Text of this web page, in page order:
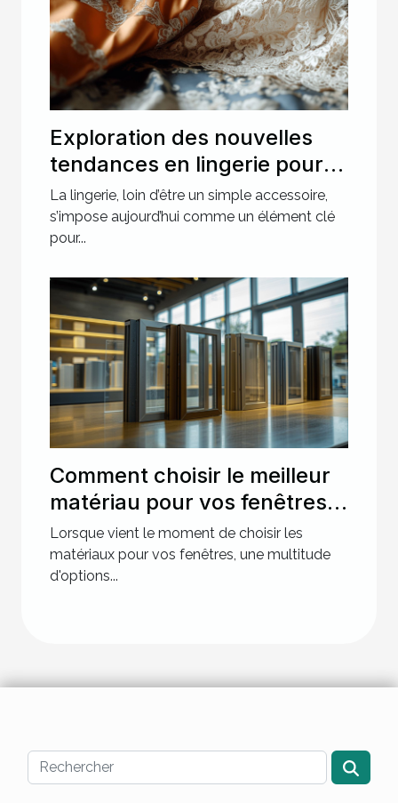
Exploration des nouvelles
tendances en lingerie pour
des soirées spéciales
La lingerie, loin d’être un simple accessoire,
s’impose aujourd’hui comme un élément clé
pour...
Comment choisir le meilleur
matériau pour vos fenêtres :
avantages et inconvénients
Lorsque vient le moment de choisir les
matériaux pour vos fenêtres, une multitude
d'options...